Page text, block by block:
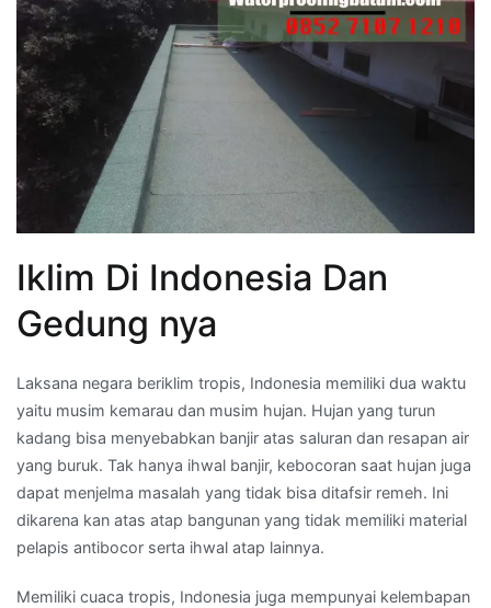
Iklim Di Indonesia Dan
Gedung nya
Laksana negara beriklim tropis, Indonesia memiliki dua waktu
yaitu musim kemarau dan musim hujan. Hujan yang turun
kadang bisa menyebabkan banjir atas saluran dan resapan air
yang buruk. Tak hanya ihwal banjir, kebocoran saat hujan juga
dapat menjelma masalah yang tidak bisa ditafsir remeh. Ini
dikarena kan atas atap bangunan yang tidak memiliki material
pelapis antibocor serta ihwal atap lainnya.
Memiliki cuaca tropis, Indonesia juga mempunyai kelembapan